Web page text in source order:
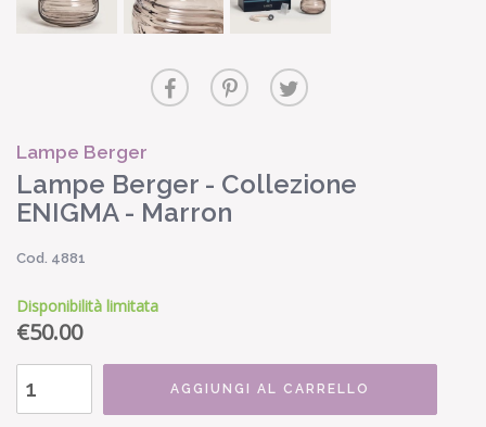
Lampe Berger
Lampe Berger - Collezione
ENIGMA - Marron
Cod. 4881
Disponibilità limitata
€50.00
AGGIUNGI AL CARRELLO